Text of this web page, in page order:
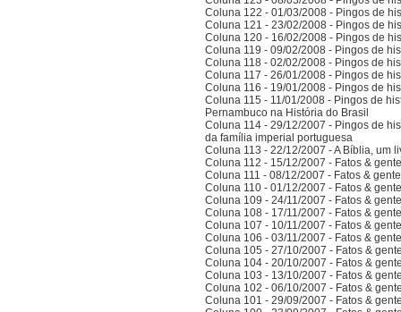
Coluna 122 - 01/03/2008 - Pingos de
Coluna 121 - 23/02/2008 - Pingos de
Coluna 120 - 16/02/2008 - Pingos de
Coluna 119 - 09/02/2008 - Pingos de
Coluna 118 - 02/02/2008 - Pingos de
Coluna 117 - 26/01/2008 - Pingos de
Coluna 116 - 19/01/2008 - Pingos de
Coluna 115 - 11/01/2008 - Pingos de
Pernambuco na História do Brasil
Coluna 114 - 29/12/2007 - Pingos de
da família imperial portuguesa
Coluna 113 - 22/12/2007 - A Bíblia, um
Coluna 112 - 15/12/2007 - Fatos &
Coluna 111 - 08/12/2007 - Fatos &
Coluna 110 - 01/12/2007 - Fatos &
Coluna 109 - 24/11/2007 - Fatos &
Coluna 108 - 17/11/2007 - Fatos &
Coluna 107 - 10/11/2007 - Fatos &
Coluna 106 - 03/11/2007 - Fatos &
Coluna 105 - 27/10/2007 - Fatos &
Coluna 104 - 20/10/2007 - Fatos &
Coluna 103 - 13/10/2007 - Fatos &
Coluna 102 - 06/10/2007 - Fatos &
Coluna 101 - 29/09/2007 - Fatos &